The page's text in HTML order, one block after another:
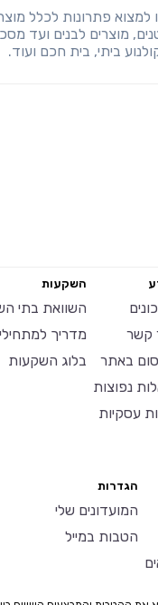
למצוא פתרונות לכלל
מוצרים לבנים ועד
ביתי, בית חכם ועוד.
קשר
באתר
נפוצות
עסקיות
השקעות
השוואת בתי
מדריך
בלוג השקעות
הגדרות
המועדונים שלי
הטבות במייל